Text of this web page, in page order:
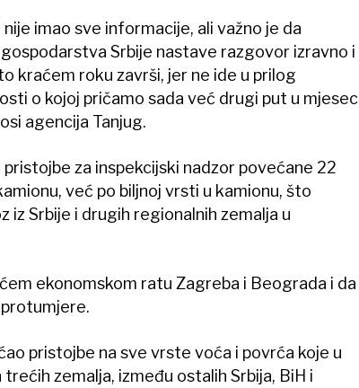
imao sve informacije, ali važno je da
Srbije nastave razgovor izravno i
kraćem roku završi, jer ne ide u prilog
o kojoj pričamo sada već drugi put u mjesec
agencija Tanjug.
za inspekcijski nadzor povećane 22
već po biljnoj vrsti u kamionu, što
iz Srbije i drugih regionalnih zemalja u
ekonomskom ratu Zagreba i Beograda i da
pristojbe na sve vrste voća i povrća koje u
zemalja, između ostalih Srbija, BiH i